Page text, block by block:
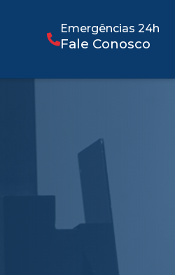
Emergências 24h
Fale Conosco